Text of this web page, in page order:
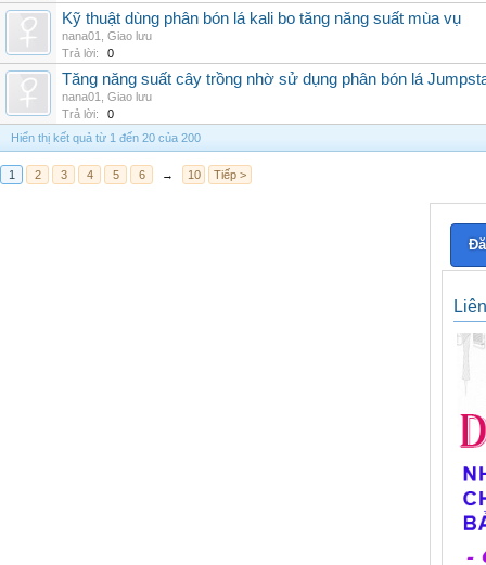
Kỹ thuật dùng phân bón lá kali bo tăng năng suất mùa vụ
nana01
Giao lưu
Trả lời:
0
Tăng năng suất cây trồng nhờ sử dụng phân bón lá
nana01
Giao lưu
Trả lời:
0
Hiển thị kết quả từ 1 đến 20 của 200
1 2 3 4 5 6 → 10 Tiếp >